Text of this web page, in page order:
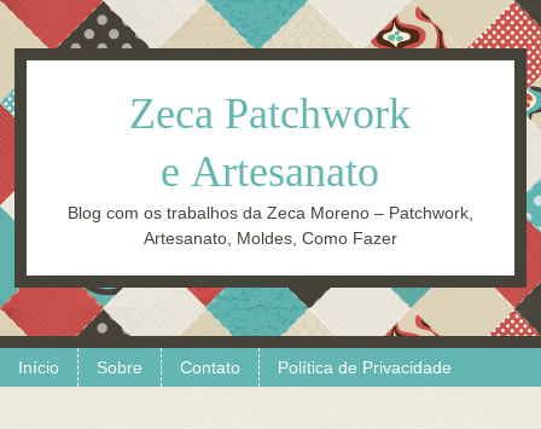
Zeca Patchwork
e Artesanato
Blog com os trabalhos da Zeca Moreno – Patchwork,
Artesanato, Moldes, Como Fazer
Menu
Skip to content
Início Sobre Contato Política de Privacidade